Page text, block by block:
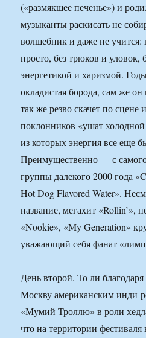
(«размякшее печенье») и
музыканты раскисать не
волшебник и даже не учится:
просто, без трюков и уловок,
энергетикой и харизмой.
окладистая борода, сам же
так же резво скачет по сцене
поклонников «ушат
из которых энергия все еще
Преимущественно — с
группы далекого 2000 года
Hot Dog Flavored Water».
название, мегахит «Rollin’»,
«Nookie», «My Generation»
уважающий себя фанат
День второй. То ли
Москву американским инди-
«Мумий Троллю» в роли
что на территории